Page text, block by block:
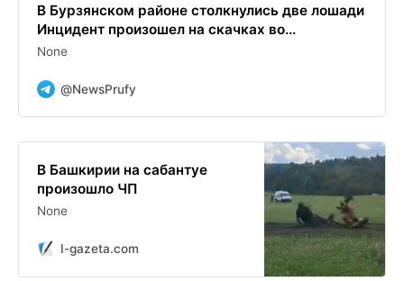
В Бурзянском районе столкнулись две лошади
Инцидент произошел на скачках во...
None
@NewsPrufy
В Башкирии на сабантуе
произошло ЧП
None
I-gazeta.com